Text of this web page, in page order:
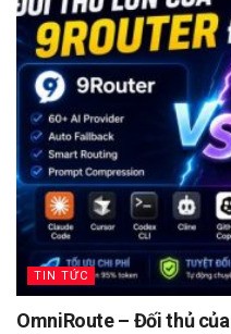
TIN TỨC
OmniRoute – Đối thủ